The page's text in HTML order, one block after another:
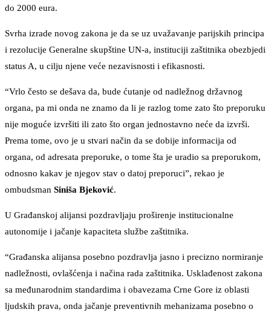
do 2000 eura.
Svrha izrade novog zakona je da se uz uvažavanje parijskih principa
i rezolucije Generalne skupštine UN-a, instituciji zaštitnika obezbjedi
status A, u cilju njene veće nezavisnosti i efikasnosti.
“Vrlo često se dešava da, bude ćutanje od nadležnog državnog
organa, pa mi onda ne znamo da li je razlog tome zato što preporuku
nije moguće izvršiti ili zato što organ jednostavno neće da izvrši.
Prema tome, ovo je u stvari način da se dobije informacija od
organa, od adresata preporuke, o tome šta je uradio sa preporukom,
odnosno kakav je njegov stav o datoj preporuci”, rekao je
ombudsman Siniša Bjeković.
U Građanskoj alijansi pozdravljaju proširenje institucionalne
autonomije i jačanje kapaciteta službe zaštitnika.
“Građanska alijansa posebno pozdravlja jasno i precizno normiranje
nadležnosti, ovlašćenja i načina rada zaštitnika. Usklađenost zakona
sa međunarodnim standardima i obavezama Crne Gore iz oblasti
ljudskih prava, onda jačanje preventivnih mehanizama posebno o